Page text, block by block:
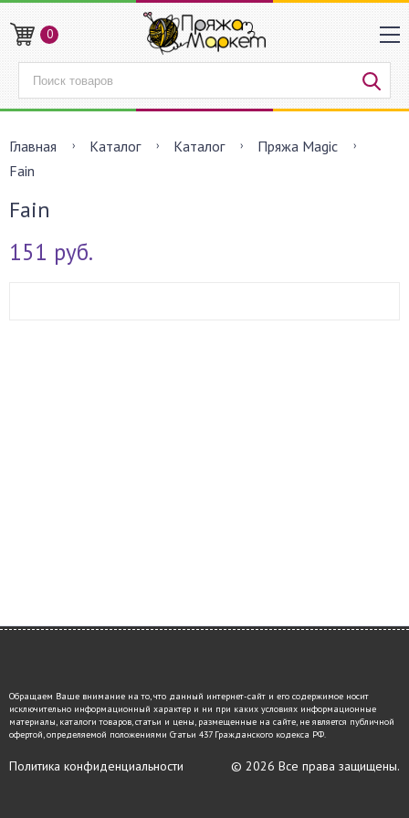
0
Главная Каталог Каталог
Пряжа Magic
Fain
Fain
151 руб.
Обращаем Ваше внимание на то, что данный интернет-сайт и его содержимое носит
исключительно информационный характер и ни при каких условиях информационные
материалы, каталоги товаров, статьи и цены, размещенные на сайте, не является публичной
офертой, определяемой положениями Статьи 437 Гражданского кодекса РФ.
Политика конфиденциальности © 2026 Все права защищены.